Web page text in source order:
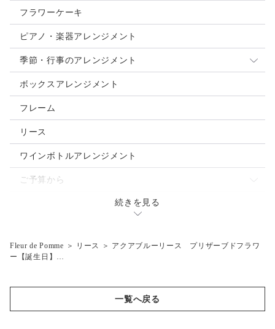
フラワーケーキ
ピアノ・楽器アレンジメント
季節・行事のアレンジメント
母の日
クリスマス
お正月
ご入学・ご卒業
お誕生日
ハロウィン
ボックスアレンジメント
フレーム
リース
ワインボトルアレンジメント
ご予算から
～7,000円
続きを見る
Fleur de Pomme ＞ リース ＞ アクアブルーリース プリザーブドフラワ
ー【誕生日】…
一覧へ戻る